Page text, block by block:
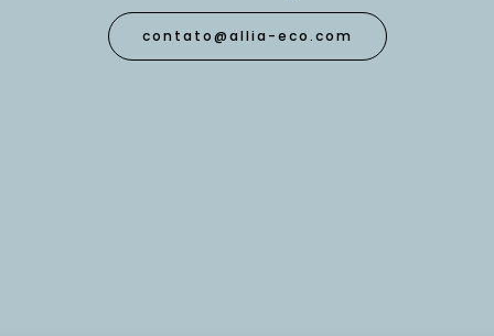
contato@allia-eco.com